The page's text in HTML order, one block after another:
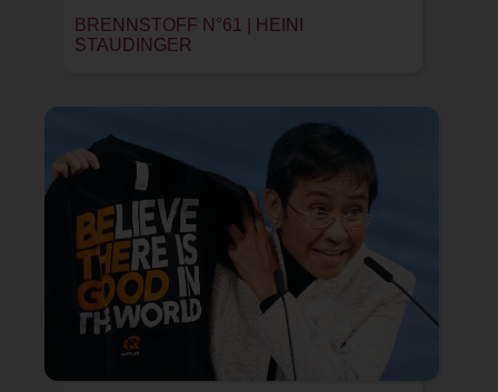
BRENNSTOFF N°61 |
HEINI
STAUDINGER